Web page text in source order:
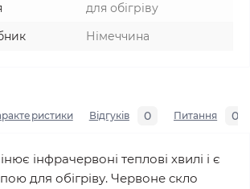
для обігріву
Німеччина
Відгуків 0 Питання 0
інфрачервоні теплові хвилі і є
для обігріву. Червоне скло